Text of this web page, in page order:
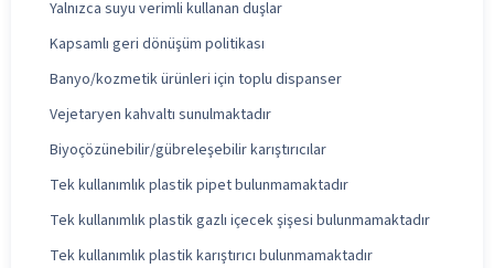
Yalnızca suyu verimli kullanan duşlar
Kapsamlı geri dönüşüm politikası
Banyo/kozmetik ürünleri için toplu dispanser
Vejetaryen kahvaltı sunulmaktadır
Biyoçözünebilir/gübreleşebilir karıştırıcılar
Tek kullanımlık plastik pipet bulunmamaktadır
Tek kullanımlık plastik gazlı içecek şişesi bulunmamaktadır
Tek kullanımlık plastik karıştırıcı bulunmamaktadır